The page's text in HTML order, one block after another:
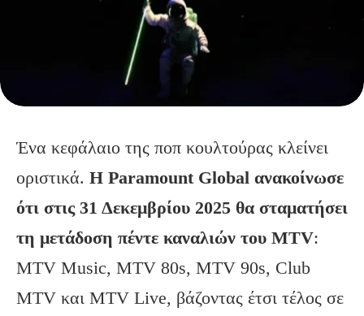
Ένα κεφάλαιο της ποπ κουλτούρας κλείνει
οριστικά. Η ParamountGlobal ανακοίνωσε
ότι στις 31 Δεκεμβρίου 2025 θα σταματήσει
τη μετάδοση πέντε καναλιών του MTV:
MTV Music, MTV 80s, MTV 90s, Club
MTV και MTV Live, βάζοντας έτσι τέλος σε